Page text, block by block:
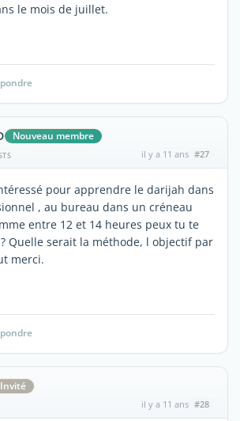
le mois de juillet.
Nouveau membre
il y a 11 ans #27
pour apprendre le darijah dans
, au bureau dans un créneau
entre 12 et 14 heures peux tu te
Quelle serait la méthode, l objectif par
merci.
Invité
il y a 11 ans #28